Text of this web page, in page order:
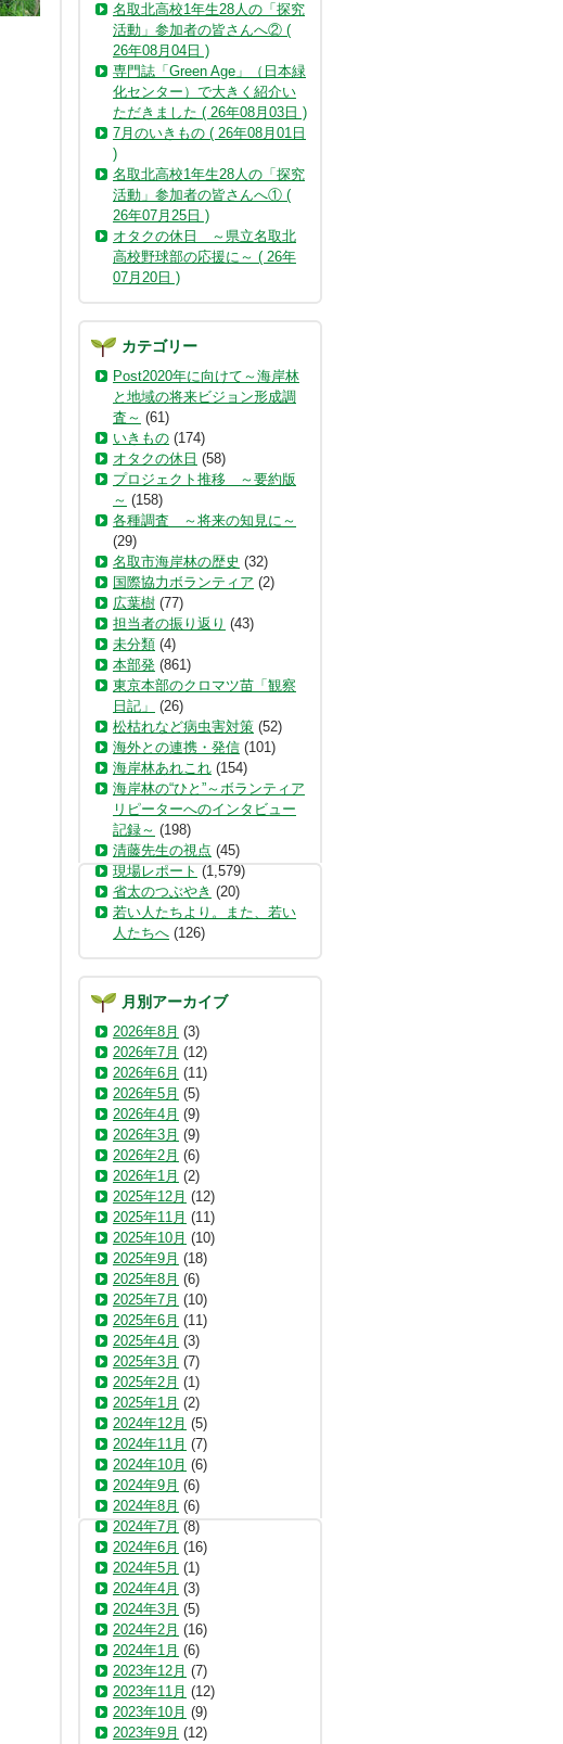
名取北高校1年生28人の「探究
活動」参加者の皆さんへ② (
26年08月04日 )
専門誌「Green Age」（日本緑
化センター）で大きく紹介い
ただきました ( 26年08月03日 )
7月のいきもの ( 26年08月01日
)
名取北高校1年生28人の「探究
活動」参加者の皆さんへ① (
26年07月25日 )
オタクの休日 ～県立名取北
高校野球部の応援に～ ( 26年
07月20日 )
カテゴリー
Post2020年に向けて～海岸林
と地域の将来ビジョン形成調
査～ (61)
いきもの (174)
オタクの休日 (58)
プロジェクト推移 ～要約版
～ (158)
各種調査 ～将来の知見に～
(29)
名取市海岸林の歴史 (32)
国際協力ボランティア (2)
広葉樹 (77)
担当者の振り返り (43)
未分類 (4)
本部発 (861)
東京本部のクロマツ苗「観察
日記」
(26)
松枯れなど病虫害対策 (52)
海外との連携・発信 (101)
海岸林あれこれ (154)
海岸林の“ひと”～ボランティア
リピーターへのインタビュー
記録～ (198)
清藤先生の視点 (45)
現場レポート (1,579)
省太のつぶやき (20)
若い人たちより。また、若い
人たちへ (126)
月別アーカイブ
2026年8月 (3)
2026年7月 (12)
2026年6月 (11)
2026年5月 (5)
2026年4月 (9)
2026年3月 (9)
2026年2月 (6)
2026年1月 (2)
2025年12月 (12)
2025年11月 (11)
2025年10月 (10)
2025年9月 (18)
2025年8月 (6)
2025年7月 (10)
2025年6月 (11)
2025年4月 (3)
2025年3月 (7)
2025年2月 (1)
2025年1月 (2)
2024年12月 (5)
2024年11月 (7)
2024年10月 (6)
2024年9月 (6)
2024年8月 (6)
2024年7月 (8)
2024年6月 (16)
2024年5月 (1)
2024年4月 (3)
2024年3月 (5)
2024年2月 (16)
2024年1月 (6)
2023年12月 (7)
2023年11月 (12)
2023年10月 (9)
2023年9月 (12)